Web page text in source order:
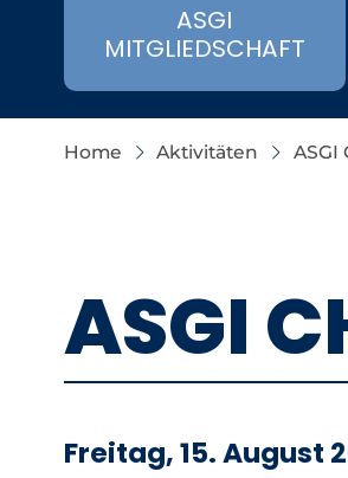
ASGI
MITGLIEDSCHAFT
Home Aktivitäten ASGI
ASGI
Freitag, 15. August